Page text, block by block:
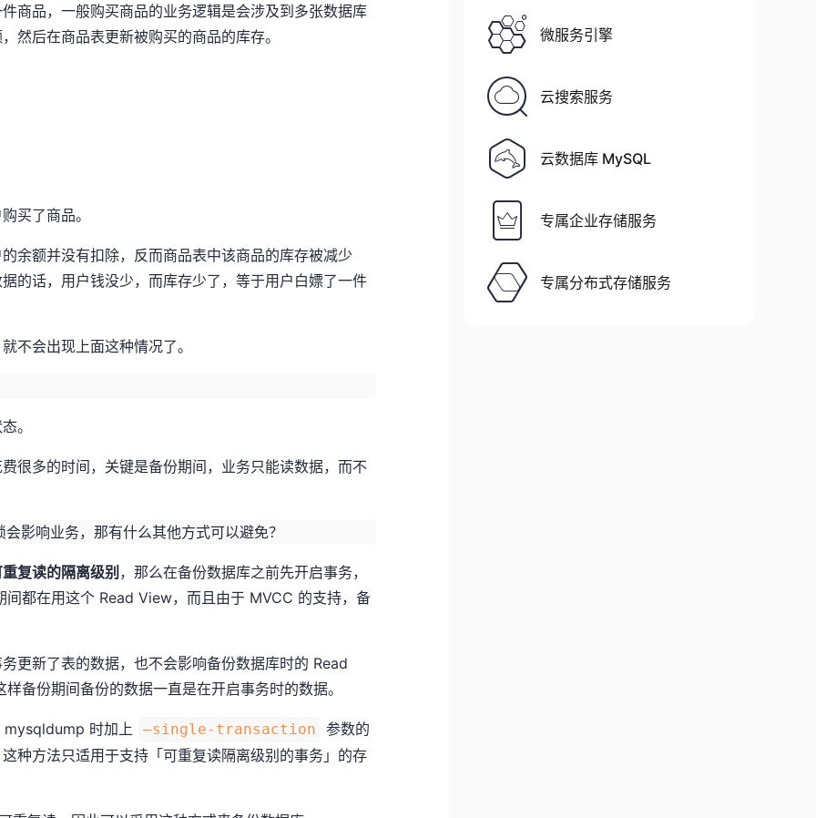
商品，一般购买商品的业务逻辑是会涉及到多张数据库
然后在商品表更新被购买的商品的库存。
买了商品。
余额并没有扣除，反而商品表中该商品的库存被减少
的话，用户钱没少，而库存少了，等于用户白嫖了一件
不会出现上面这种情况了。
。
很多的时间，关键是备份期间，业务只能读数据，而不
影响业务，那有什么其他方式可以避免？
复读的隔离级别 ，那么在备份数据库之前先开启事务，
都在用这个 Read View，而且由于 MVCC 的支持，备
更新了表的数据，也不会影响备份数据库时的 Read
备份期间备份的数据一直是在开启事务时的数据。
时加上 –single-transaction
参数的
种方法只适用于支持「可重复读隔离级别的事务」的存
微服务引擎
云搜索服务
云数据库 MySQL
专属企业存储服务
专属分布式存储服务